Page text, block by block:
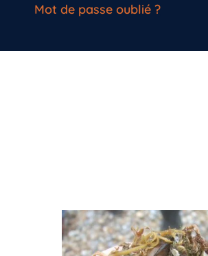
Mot de passe oublié ?